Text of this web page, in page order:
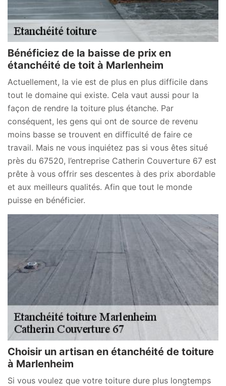
Bénéficiez de la baisse de prix en
étanchéité de toit à Marlenheim
Actuellement, la vie est de plus en plus difficile dans
tout le domaine qui existe. Cela vaut aussi pour la
façon de rendre la toiture plus étanche. Par
conséquent, les gens qui ont de source de revenu
moins basse se trouvent en difficulté de faire ce
travail. Mais ne vous inquiétez pas si vous êtes situé
près du 67520, l’entreprise Catherin Couverture 67 est
prête à vous offrir ses descentes à des prix abordable
et aux meilleurs qualités. Afin que tout le monde
puisse en bénéficier.
Choisir un artisan en étanchéité de toiture
à Marlenheim
Si vous voulez que votre toiture dure plus longtemps